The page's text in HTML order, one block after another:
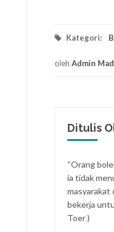
Kategori:
oleh Admin
Ditulis
“Orang
ia tidak
masyarakat
bekerja
Toer )